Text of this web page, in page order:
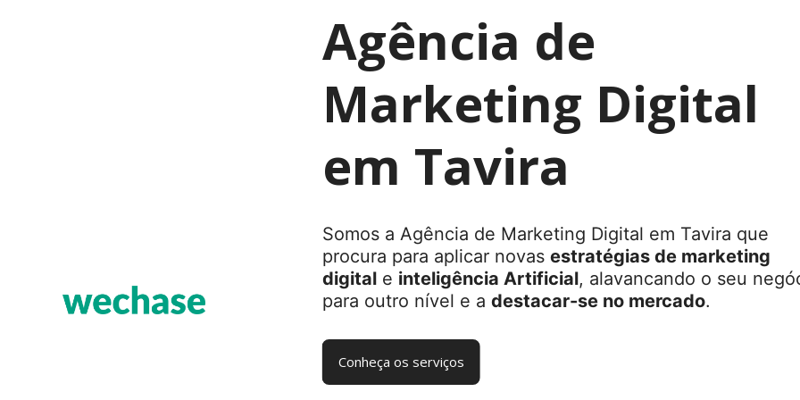
Agência de
Marketing Digital
em Tavira
Somos a Agência de Marketing Digital em Tavira que
procura para aplicar novas estratégias de marketing
digitale inteligência Artificial, alavancando o seu
para outro nível e a destacar-se no mercado.
Conheça os serviços